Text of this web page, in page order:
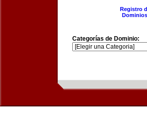
Registro
Categorías de Dominio: